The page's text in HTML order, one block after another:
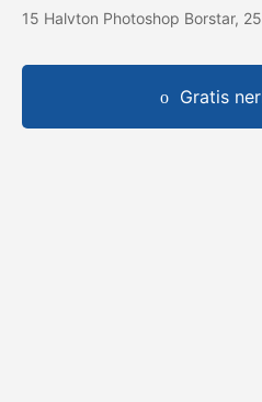
15 Halvton Photoshop Borstar,
Gratis